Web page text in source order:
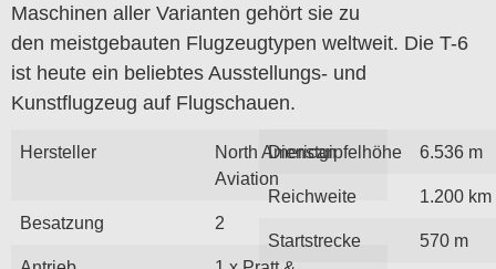
Maschinen aller Varianten gehört sie zu
den meistgebauten Flugzeugtypen weltweit. Die T-6
ist heute ein beliebtes Ausstellungs- und
Kunstflugzeug auf Flugschauen.
Hersteller
North American
Aviation
Besatzung 2
Dienstgipfelhöhe 6.536 m
Reichweite 1.200 km
Startstrecke 570 m